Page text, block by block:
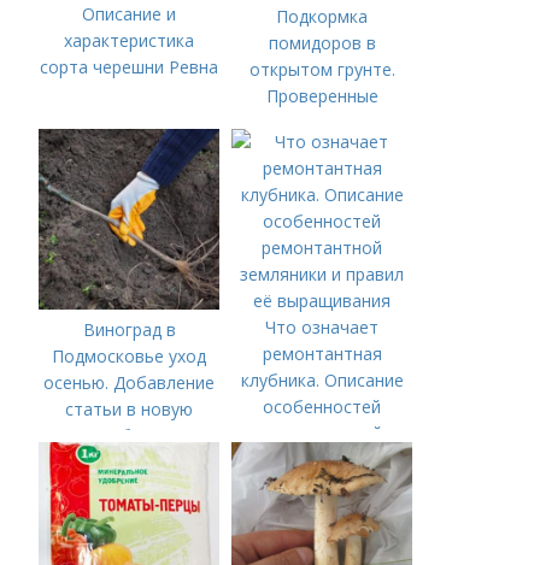
Описание и
характеристика
сорта черешни Ревна
Подкормка
помидоров в
открытом грунте.
Проверенные
минеральные
удобрения
Виноград в
Подмосковье уход
осенью. Добавление
статьи в новую
подборку
Что означает
ремонтантная
клубника. Описание
особенностей
ремонтантной
земляники и правил
её выращивания